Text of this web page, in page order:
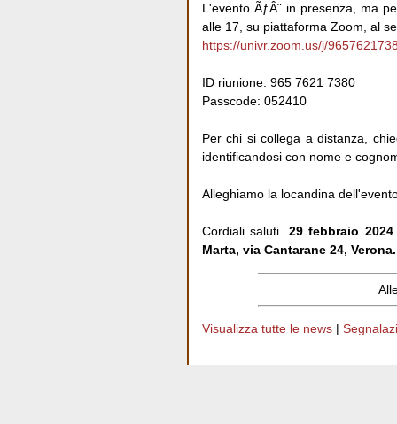
L'evento ÃƒÂ¨ in presenza, ma
alle 17, su piattaforma Zoom, al
https://univr.zoom.us/j/
ID riunione: 965 7621 7380
Passcode: 052410
Per chi si collega a distanza,
identificandosi con nome e
Alleghiamo la locandina
Cordiali saluti. 29 febbraio
Marta, via Cantarane 24, Verona.
Visualizza tutte le news |